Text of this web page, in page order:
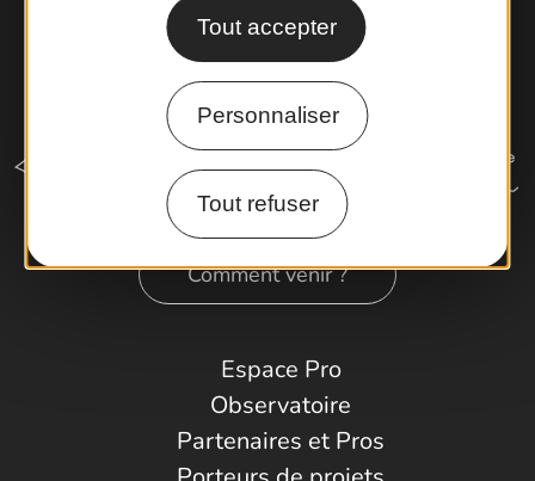
Tout accepter
Personnaliser
Tout refuser
Comment venir ?
Espace Pro
Observatoire
Partenaires et Pros